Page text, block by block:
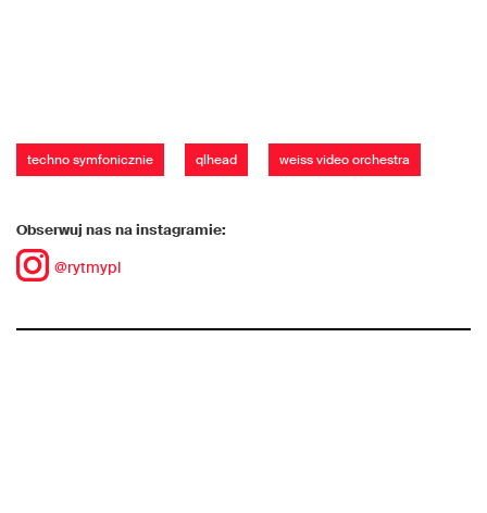
techno symfonicznie qlhead weiss video orchestra
Obserwuj nas na instagramie:
@rytmypl